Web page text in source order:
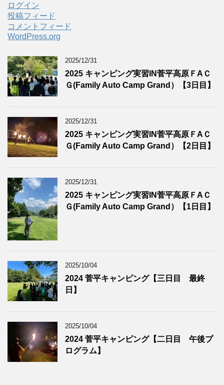
ログイン
投稿フィード
コメントフィード
WordPress.org
2025/12/31
2025 キャンピング実習IN菅平高原ＦAＣ
Ｇ(Family Auto Camp Grand）【3日目】
2025/12/31
2025 キャンピング実習IN菅平高原ＦAＣ
Ｇ(Family Auto Camp Grand）【2日目】
2025/12/31
2025 キャンピング実習IN菅平高原ＦAＣ
Ｇ(Family Auto Camp Grand）【1日目】
2025/10/04
2024 菅平キャンピング【三日目 最終
日】
2025/10/04
2024 菅平キャンピング【二日目 午後プ
ログラム】